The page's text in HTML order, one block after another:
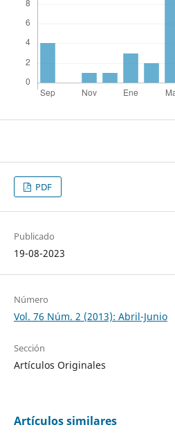
PDF
Publicado
19-08-2023
Número
Vol. 76 Núm. 2 (2013): Abril-Junio
Sección
Artículos Originales
Artículos similares